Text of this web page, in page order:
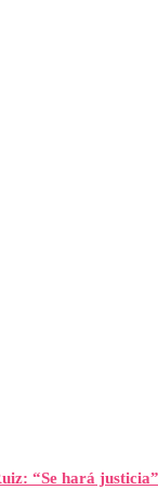
“Se hará justicia”